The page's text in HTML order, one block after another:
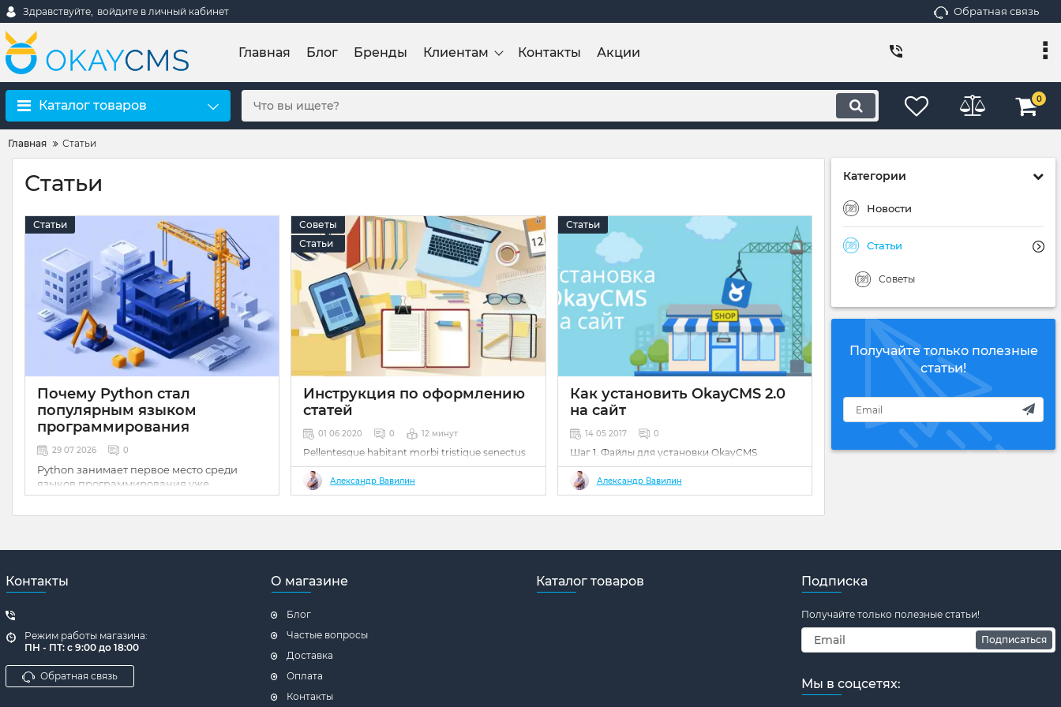
Здравствуйте, войдите в личный кабинет Обратная связь
Главная Блог Бренды Клиентам Контакты Акции
Каталог товаров 0
Главная Статьи
Категории
Новости
Статьи
Советы
Получайте только полезные
статьи!
Статьи
Статьи
Почему Python стал
популярным языком
программирования
29 07 2026 0
Python занимает первое место среди
языков программирования уже
несколько лет подряд. В этой статье
Советы
Статьи
Инструкция по оформлению
статей
01 06 2020 0 12 минут
Pellentesque habitant morbi tristique senectus
et netus et malesuada fames ac turpis egestas.
Vestibulum tortor quam, feugiat vitae, ultricies
eget, tempor sit amet, ante. Donec eu libero sit
Александр Вавилин
Статьи
Как установить OkayCMS 2.0
на сайт
14 05 2017 0
Шаг 1. Файлы для установки OkayCMS
Зайдите на официальный сайт OkayCMS.
Кликните по кнопке Скачать CMS в шапке
сайта. Сохраните файл к себе на компьютер.
зависит от скачиваемой вами версии).
Александр Вавилин
Контакты
Режим работы магазина:
ПН - ПТ: с 9:00 до 18:00
Обратная связь
О магазине
Блог
Частые вопросы
Доставка
Оплата
Контакты
Каталог товаров Подписка
Получайте только полезные статьи!
Подписаться
Мы в соцсетях: